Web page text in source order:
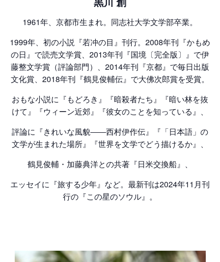
1961年、京都市生まれ。同志社大学文学部卒業。
1999年、初の小説『若冲の目』刊行。2008年刊『かもめ
の日』で読売文学賞、2013年刊『国境〔完全版〕』で伊
藤整文学賞（評論部門）、2014年刊『京都』で毎日出版
文化賞、2018年刊『鶴見俊輔伝』で大佛次郎賞を受賞。
おもな小説に『もどろき』『暗殺者たち』『暗い林を抜
けて』『ウィーン近郊』『彼女のことを知っている』、
評論に『きれいな風貌――西村伊作伝』『「日本語」の
文学が生まれた場所』『世界を文学でどう描けるか』、
鶴見俊輔・加藤典洋との共著『日米交換船』、
エッセイに『旅する少年』など。最新刊は2024年11月刊
行の『この星のソウル』。